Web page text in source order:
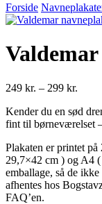
Forside
Valdemar
249 kr. – 299 kr.
til
299
Kender du en sød
fint til børneværelset
Plakaten er printet
29,7×42 cm ) og A4
emballage, så de
afhentes hos
FAQ’en.